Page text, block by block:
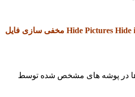
Hide Pictures Hide it Pro مخفی سازی فایل
پوشه های مشخص شده توسط